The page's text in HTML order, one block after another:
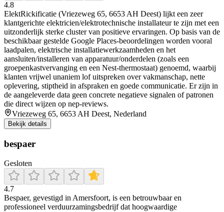
4.8
ElektRickificatie (Vriezeweg 65, 6653 AH Deest) lijkt een zeer
klantgerichte elektricien/elektrotechnische installateur te zijn met een
uitzonderlijk sterke cluster van positieve ervaringen. Op basis van de
beschikbaar gestelde Google Places-beoordelingen worden vooral
laadpalen, elektrische installatiewerkzaamheden en het
aansluiten/installeren van apparatuur/onderdelen (zoals een
groepenkastvervanging en een Nest-thermostaat) genoemd, waarbij
klanten vrijwel unaniem lof uitspreken over vakmanschap, nette
oplevering, stiptheid in afspraken en goede communicatie. Er zijn in
de aangeleverde data geen concrete negatieve signalen of patronen
die direct wijzen op nep-reviews.
Vriezeweg 65, 6653 AH Deest, Nederland
Bekijk details
bespaer
Gesloten
4.7
Bespaer, gevestigd in Amersfoort, is een betrouwbaar en
professioneel verduurzamingsbedrijf dat hoogwaardige